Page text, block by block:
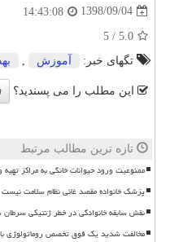
1398/09/04
14:43:08
5.0
/
5
تگهای خبر:
آموزش
این مطلب را می پسندید؟
تازه ترین مطالب مرتبط
ممنوعیت ورود حیوانات خانگی به مراکز
پزشک خانواده مقصد غائی نظام سلامت نیست
نقش سابقه خانوادگی در خطر ژنتیکی
مخالفت شدید یک فوق تخصص روماتولوژی